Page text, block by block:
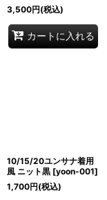
3,500円(税込)
カートに入れる
10/15/20ユンサナ着用
風 ニット黒 [yoon-001]
1,700円(税込)